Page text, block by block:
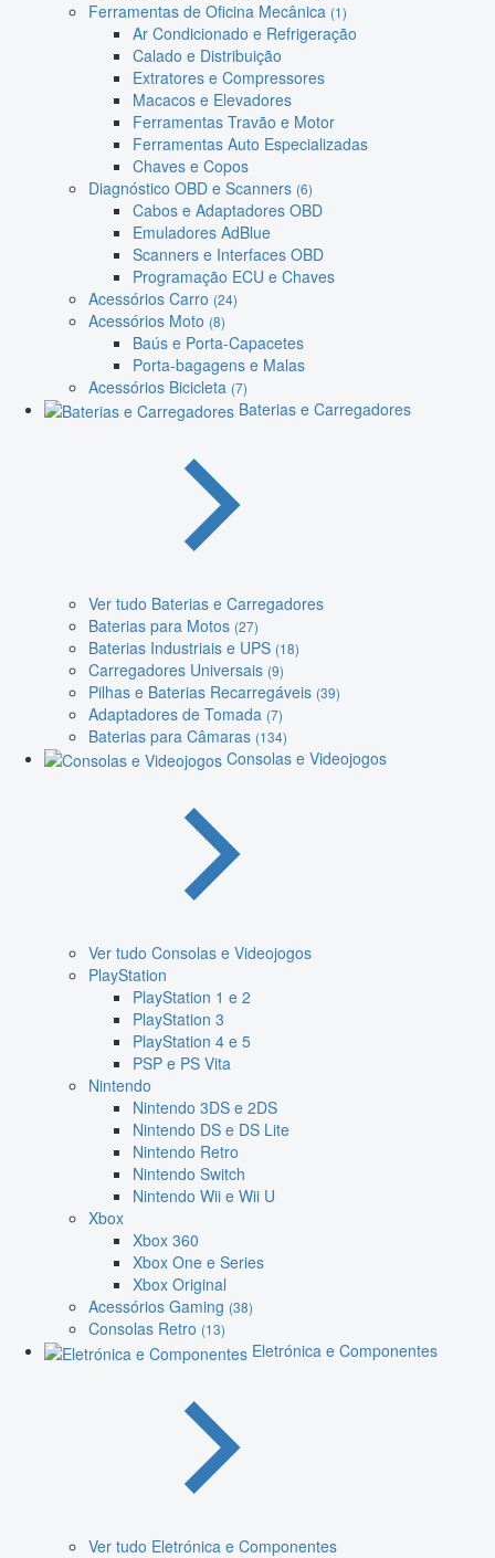
Ferramentas de Oficina Mecânica (1)
Ar Condicionado e Refrigeração
Calado e Distribuição
Extratores e Compressores
Macacos e Elevadores
Ferramentas Travão e Motor
Ferramentas Auto Especializadas
Chaves e Copos
Diagnóstico OBD e Scanners (6)
Cabos e Adaptadores OBD
Emuladores AdBlue
Scanners e Interfaces OBD
Programação ECU e Chaves
Acessórios Carro (24)
Acessórios Moto (8)
Baús e Porta-Capacetes
Porta-bagagens e Malas
Acessórios Bicicleta (7)
Baterias e Carregadores
Ver tudo Baterias e Carregadores
Baterias para Motos (27)
Baterias Industriais e UPS (18)
Carregadores Universais (9)
Pilhas e Baterias Recarregáveis (39)
Adaptadores de Tomada (7)
Baterias para Câmaras (134)
Consolas e Videojogos
Ver tudo Consolas e Videojogos
PlayStation
PlayStation 1 e 2
PlayStation 3
PlayStation 4 e 5
PSP e PS Vita
Nintendo
Nintendo 3DS e 2DS
Nintendo DS e DS Lite
Nintendo Retro
Nintendo Switch
Nintendo Wii e Wii U
Xbox
Xbox 360
Xbox One e Series
Xbox Original
Acessórios Gaming (38)
Consolas Retro (13)
Eletrónica e Componentes
Ver tudo Eletrónica e Componentes